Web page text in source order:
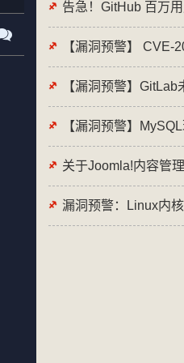
告急！GitHub 百万
【漏洞预警】
【漏洞预警】
关于Joomla!内容管
漏洞预警：Linux内